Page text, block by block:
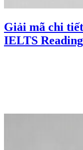
Giải mã chi
IELTS Reading